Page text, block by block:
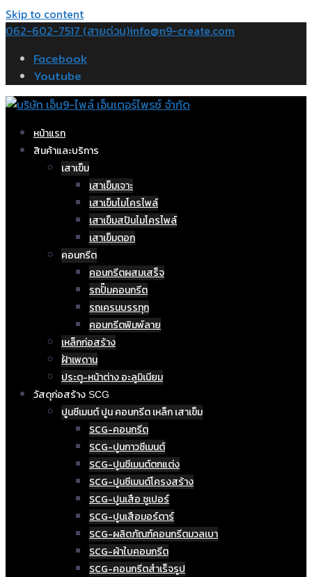
Skip to content
062-602-7517 (สายด่วน)info@n9-create.com
Facebook
Youtube
หน้าแรก
สินค้าและบริการ
เสาเข็ม
เสาเข็มเจาะ
เสาเข็มไมโครไพล์
เสาเข็มสปันไมโครไพล์
เสาเข็มตอก
คอนกรีต
คอนกรีตผสมเสร็จ
รถปั๊มคอนกรีต
รถเครนบรรทุก
คอนกรีตพิมพ์ลาย
เหล็กก่อสร้าง
ฝ้าเพดาน
ประตู-หน้าต่าง อะลูมิเนียม
วัสดุก่อสร้าง SCG
ปูนซีเมนต์ ปูน คอนกรีต เหล็ก เสาเข็ม
SCG-คอนกรีต
SCG-ปูนกาวซีเมนต์
SCG-ปูนซีเมนต์ตกแต่ง
SCG-ปูนซีเมนต์โครงสร้าง
SCG-ปูนเสือ ซูเปอร์
SCG-ปูนเสือมอร์ตาร์
SCG-ผลิตภัณฑ์คอนกรีตมวลเบา
SCG-ผ้าใบคอนกรีต
SCG-คอนกรีตสำเร็จรูป